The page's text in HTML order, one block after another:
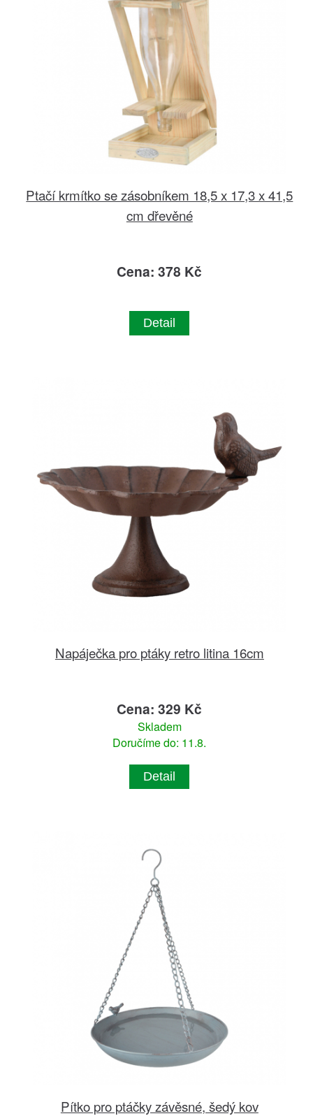
Ptačí krmítko se zásobníkem 18,5 x 17,3 x 41,5
cm dřevěné
Cena: 378 Kč
Detail
Napáječka pro ptáky retro litina 16cm
Cena: 329 Kč
Skladem
Doručíme do: 11.8.
Detail
Pítko pro ptáčky závěsné, šedý kov